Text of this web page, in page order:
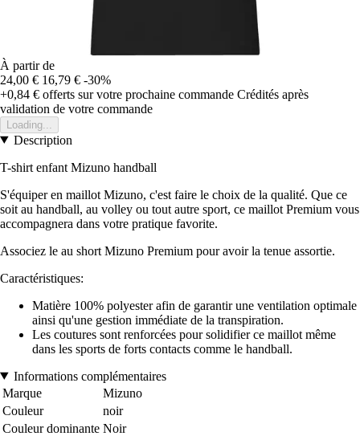
À partir de
24,00 € 16,79 € -30%
+0,84 € offerts sur votre prochaine commande Crédités après
validation de votre commande
Loading...
Description
T-shirt enfant Mizuno handball
S'équiper en maillot Mizuno, c'est faire le choix de la qualité. Que ce
soit au handball, au volley ou tout autre sport, ce maillot Premium vous
accompagnera dans votre pratique favorite.
Associez le au short Mizuno Premium pour avoir la tenue assortie.
Caractéristiques:
Matière 100% polyester afin de garantir une ventilation optimale
ainsi qu'une gestion immédiate de la transpiration.
Les coutures sont renforcées pour solidifier ce maillot même
dans les sports de forts contacts comme le handball.
Informations complémentaires
Marque
Mizuno
Couleur
noir
Couleur dominante Noir